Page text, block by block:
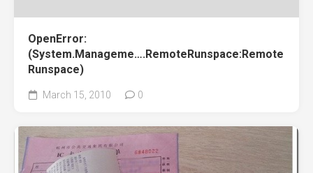
OpenError:
(System.Manageme….RemoteRunspace:Remote
Runspace)
March 15, 2010 0